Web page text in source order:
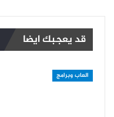
قد يعجبك ايضا
العاب وبرامج